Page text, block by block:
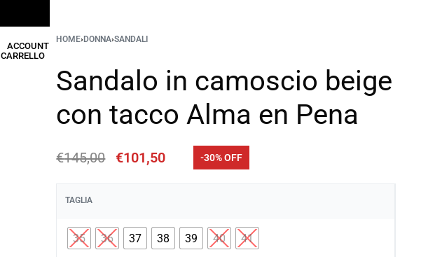
ACCOUNT
CARRELLO
HOME› DONNA›SANDALI
Sandalo in camoscio beige
con tacco Alma en Pena
€145,00 €101,50 -30% OFF
TAGLIA
35 36 37 38 39 40 41